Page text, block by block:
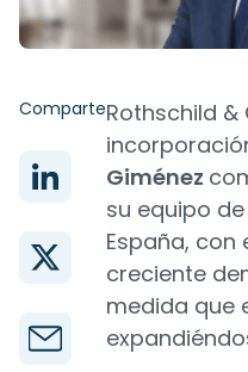
ComparteRothschild
Giménez
su equipo
España, con
creciente
medida que